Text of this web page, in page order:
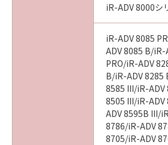
iR-ADV 8000シ
iR-ADV 8085
ADV 8085 B/
PRO/iR-ADV
B/iR-ADV 8285
8585 III/iR-
8505 III/iR-
ADV 8595B III/
8786/iR-ADV
8705/iR-ADV